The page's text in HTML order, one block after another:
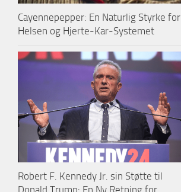
Cayennepepper: En Naturlig Styrke for
Helsen og Hjerte-Kar-Systemet
Robert F. Kennedy Jr. sin Støtte til
Donald Trump: En Ny Retning for